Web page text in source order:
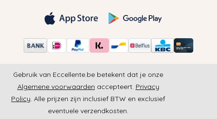
Gebruik van Eccellente.be betekent dat je onze
Algemene voorwaarden accepteert. Privacy
Policy. Alle prijzen zijn inclusief BTW en exclusief
eventuele verzendkosten.